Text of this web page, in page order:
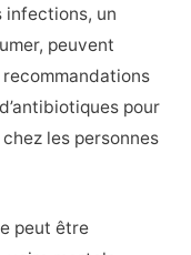
infections, un
peuvent
pour
les personnes
peut être